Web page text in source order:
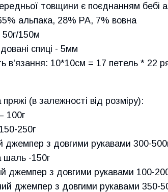
товщини є поєднанням бебі
альпака, 28% PA, 7% вовна
150м
спиці - 5мм
в'язання: 10*10см = 17 петель * 22
(в залежності від розміру):
100г
250г
джемпер з довгими рукавами 300-
шаль -150г
джемпер з довгими рукавами 100-
джемпер з довгими рукавами 350-